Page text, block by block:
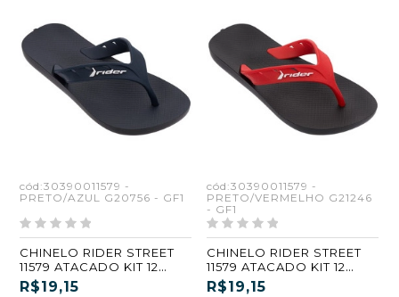
cód:30390011579 -
PRETO/AZUL G20756 - GF1
CHINELO RIDER STREET
11579 ATACADO KIT 12
PARES 31/36
R$19,15
cód:30390011579 -
PRETO/VERMELHO G21246
- GF1
CHINELO RIDER STREET
11579 ATACADO KIT 12
PARES 31/36
R$19,15